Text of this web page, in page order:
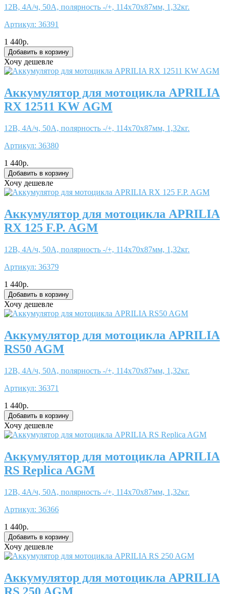
12В, 4А/ч, 50А, полярность -/+, 114x70x87мм, 1,32кг.
Артикул: 36391
1 440р.
Хочу дешевле
Аккумулятор для мотоцикла APRILIA
RX 12511 KW AGM
12В, 4А/ч, 50А, полярность -/+, 114x70x87мм, 1,32кг.
Артикул: 36380
1 440р.
Хочу дешевле
Аккумулятор для мотоцикла APRILIA
RX 125 F.P. AGM
12В, 4А/ч, 50А, полярность -/+, 114x70x87мм, 1,32кг.
Артикул: 36379
1 440р.
Хочу дешевле
Аккумулятор для мотоцикла APRILIA
RS50 AGM
12В, 4А/ч, 50А, полярность -/+, 114x70x87мм, 1,32кг.
Артикул: 36371
1 440р.
Хочу дешевле
Аккумулятор для мотоцикла APRILIA
RS Replica AGM
12В, 4А/ч, 50А, полярность -/+, 114x70x87мм, 1,32кг.
Артикул: 36366
1 440р.
Хочу дешевле
Аккумулятор для мотоцикла APRILIA
RS 250 AGM